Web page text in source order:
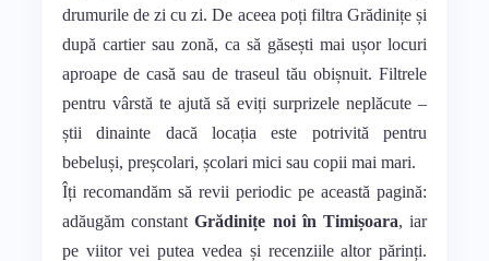
drumurile de zi cu zi. De aceea poți filtra Grădinițe și
după cartier sau zonă, ca să găsești mai ușor locuri
aproape de casă sau de traseul tău obișnuit. Filtrele
pentru vârstă te ajută să eviți surprizele neplăcute –
știi dinainte dacă locația este potrivită pentru
bebeluși, preșcolari, școlari mici sau copii mai mari.
Îți recomandăm să revii periodic pe această pagină:
adăugăm constantGrădinițe noi în Timișoara, iar
pe viitor vei putea vedea și recenziile altor părinți.